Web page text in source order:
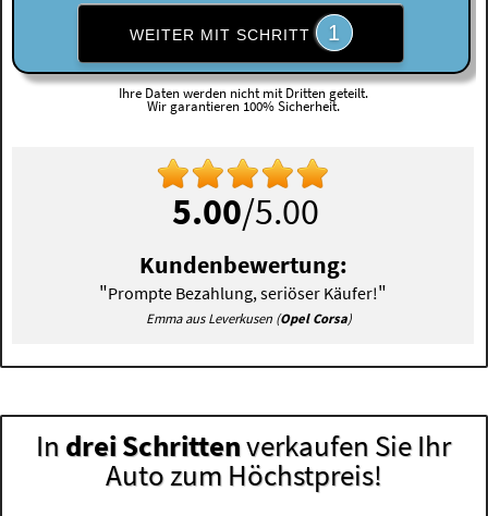
WEITER MIT SCHRITT 1
Ihre Daten werden nicht mit Dritten geteilt.
Wir garantieren 100% Sicherheit.
5.00/5.00
Kundenbewertung:
"Prompte Bezahlung, seriöser Käufer!"
Emma aus Leverkusen (Opel Corsa)
In drei Schrittenverkaufen Sie Ihr
Auto zum Höchstpreis!